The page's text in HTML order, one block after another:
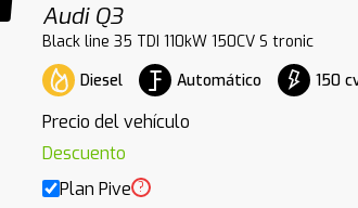
Audi Q3
Black line 35 TDI 110kW 150CV S tronic
Diesel
Automático 150
Precio del vehículo
Descuento
Plan Pive ?